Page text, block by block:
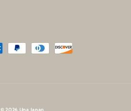
© 2026 Una Japan